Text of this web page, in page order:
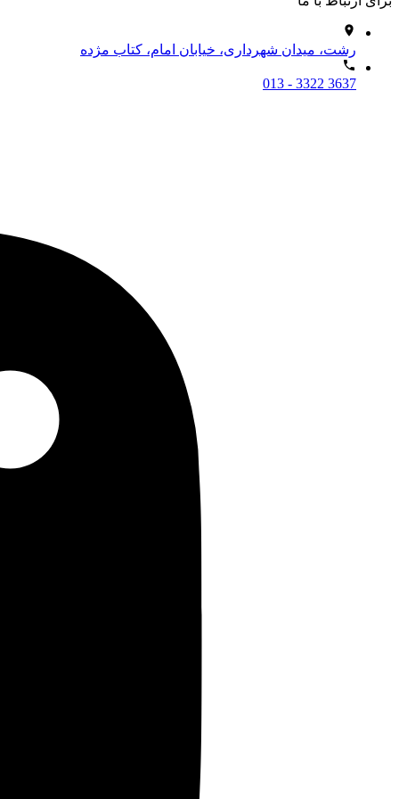
رشت، میدان شهرداری، خیابان امام، کتاب مژده
013 - 3322 3637